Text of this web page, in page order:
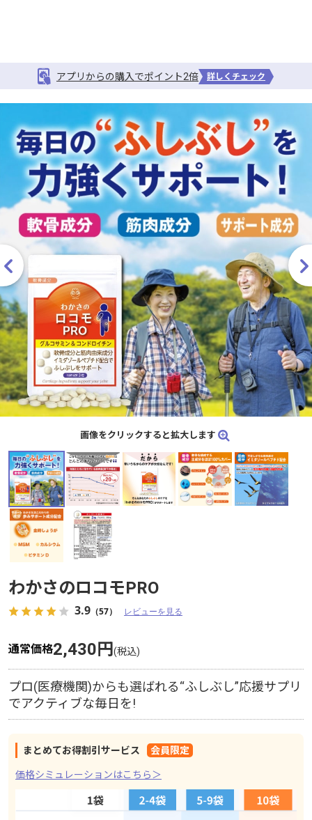
アプリからの購入でポイント2倍 詳しくチェック
画像をクリックすると拡大します
わかさのロコモPRO
3.9 （57） レビューを見る
通常価格2,430円
プロ(医療機関)からも選ばれる“ふしぶし”応援サプリ
でアクティブな毎日を!
まとめてお得割引サービス 会員限定
価格シミュレーションはこちら＞